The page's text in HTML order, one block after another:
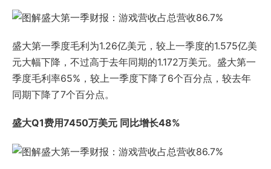
盛大第一季度毛利为1.26亿美元，较上一季度的1.575亿美
元大幅下降，不过高于去年同期的1.172万美元。盛大第一
季度毛利率65%，较上一季度下降了6个百分点，较去年
同期下降了7个百分点。
盛大Q1费用7450万美元 同比增长48%